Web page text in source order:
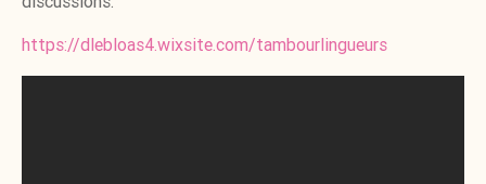
https://dlebloas4.wixsite.com/tambourlingueurs